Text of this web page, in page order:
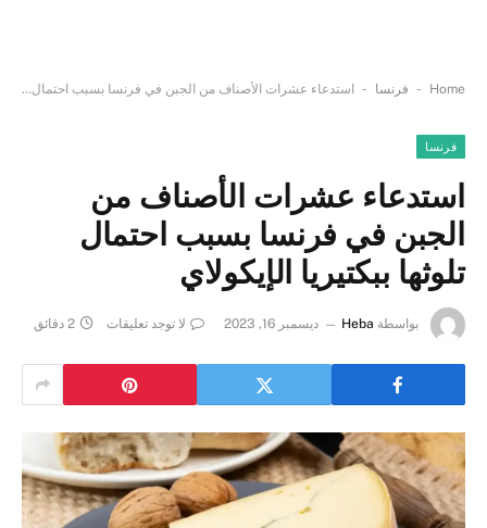
Home
- فرنسا - استدعاء عشرات الأصناف من الجبن في فرنسا بسبب احتمال تلوثها ببكتيريا الإيكولاي
فرنسا
استدعاء عشرات الأصناف من
الجبن في فرنسا بسبب احتمال
تلوثها ببكتيريا الإيكولاي
بواسطة Heba ديسمبر 16, 2023 لا توجد تعليقات 2 دقائق